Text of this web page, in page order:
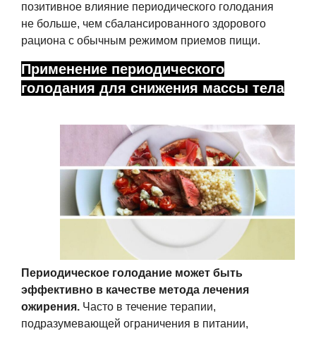
позитивное влияние периодического голодания
не больше, чем сбалансированного здорового
рациона с обычным режимом приемов пищи.
Применение периодического
голодания для снижения массы тела
Периодическое голодание может быть
эффективно в качестве метода лечения
ожирения. Часто в течение терапии,
подразумевающей ограничения в питании,